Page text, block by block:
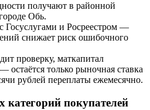
получают в районной
Обь.
Госуслугами и Росреестром —
снижает риск ошибочного
проверку, маткапитал
остаётся только рыночная ставка
рублей переплаты ежемесячно.
покупателей